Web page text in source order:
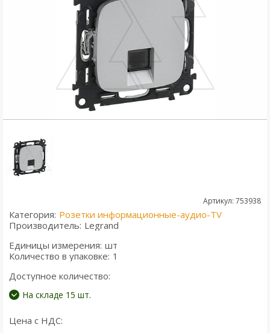
Артикул: 753938
Категория: Розетки информационные-аудио-TV
Производитель: Legrand
Единицы измерения: шт
Количество в упаковке: 1
Доступное количество:
На складе 15 шт.
Цена с НДС: